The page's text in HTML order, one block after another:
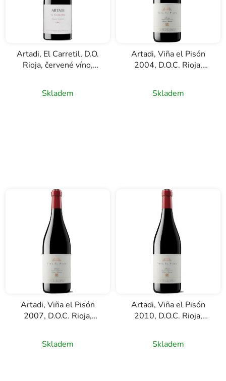
Artadi, El Carretil, D.O.
Rioja, červené víno,
Skladem
Artadi, Viña el Pisón
2004, D.O.C. Rioja,
Skladem
Artadi, Viña el Pisón
2007, D.O.C. Rioja,
Skladem
Artadi, Viña el Pisón
2010, D.O.C. Rioja,
Skladem